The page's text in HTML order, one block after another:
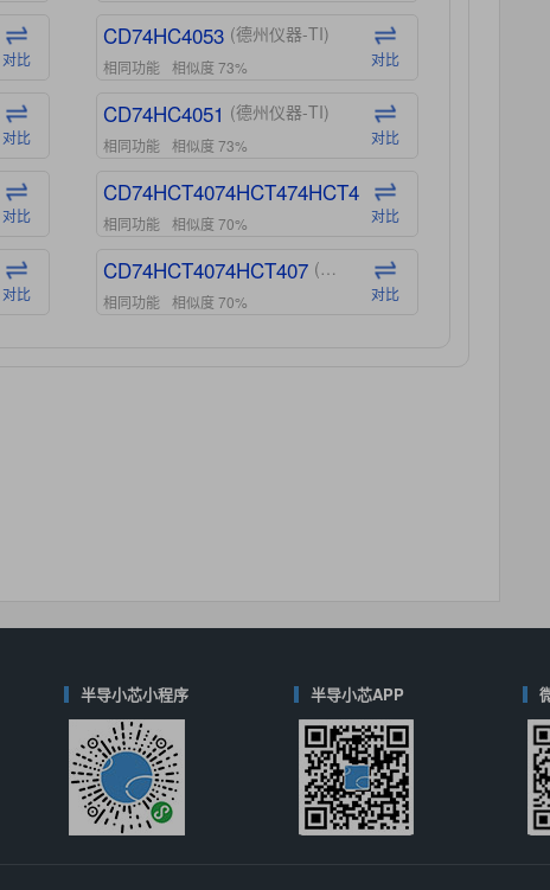
对比
对比
对比
对比
CD74HC4053 (德州仪器-TI)
相同功能 相似度 73% 对比
CD74HC4051 (德州仪器-TI)
相同功能 相似度 73% 对比
CD74HCT4074HCT474HCT4 (德州仪器-TI)
相同功能 相似度 70% 对比
CD74HCT4074HCT407 (德州仪器-TI)
相同功能 相似度 70% 对比
半导小芯小程序 半导小芯APP